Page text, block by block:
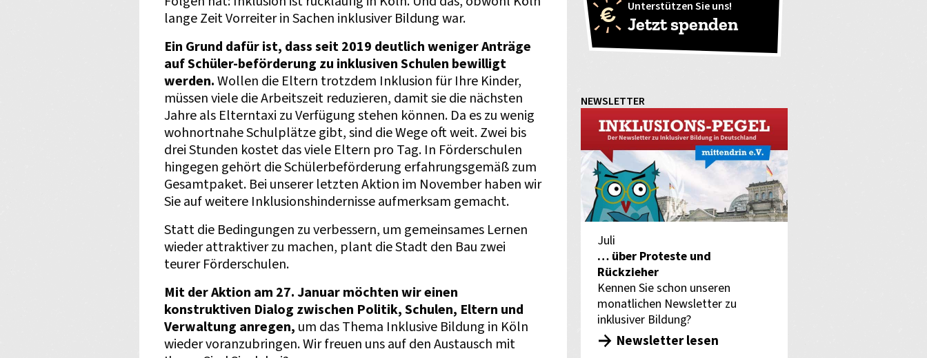
lange Zeit Vorreiter in Sachen inklusiver Bildung war.
Ein Grund dafür ist, dass seit 2019 deutlich weniger Anträge
auf Schüler-beförderung zu inklusiven Schulen bewilligt
werden.Wollen die Eltern trotzdem Inklusion für Ihre Kinder,
müssen viele die Arbeitszeit reduzieren, damit sie die nächsten
Jahre als Elterntaxi zu Verfügung stehen können. Da es zu wenig
wohnortnahe Schulplätze gibt, sind die Wege oft weit. Zwei bis
drei Stunden kostet das viele Eltern pro Tag. In Förderschulen
hingegen gehört die Schülerbeförderung erfahrungsgemäß zum
Gesamtpaket. Bei unserer letzten Aktion im November haben wir
Sie auf weitere Inklusionshindernisse aufmerksam gemacht.
Statt die Bedingungen zu verbessern, um gemeinsames Lernen
wieder attraktiver zu machen, plant die Stadt den Bau zwei
teurer Förderschulen.
Mit der Aktion am 27. Januar möchten wir einen
konstruktiven Dialog zwischen Politik, Schulen, Eltern und
Verwaltung anregen, um das Thema Inklusive Bildung in Köln
wieder voranzubringen. Wir freuen uns auf den Austausch mit
Unterstützen Sie uns!
Jetzt spenden
NEWSLETTER
Juli
… über Proteste und
Rückzieher
Kennen Sie schon unseren
monatlichen Newsletter zu
inklusiver Bildung?
Newsletter lesen